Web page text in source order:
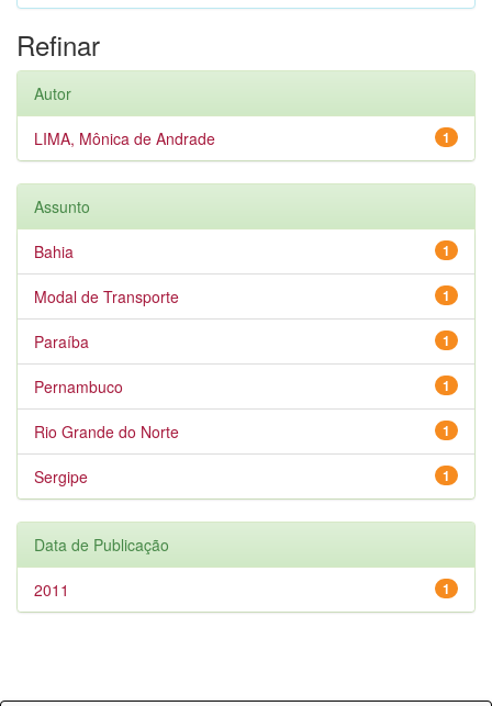
Refinar
Autor
1
LIMA, Mônica de Andrade
Assunto
1
Bahia
1
Modal de Transporte
1
Paraíba
1
Pernambuco
1
Rio Grande do Norte
1
Sergipe
Data de Publicação
1
2011